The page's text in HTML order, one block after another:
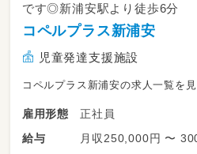
です◎新浦安駅より徒歩6分
コペルプラス新浦安
児童発達支援施設
コペルプラス新浦安の求人一覧を
雇用形態
正社員
給与
月収250,000円 〜